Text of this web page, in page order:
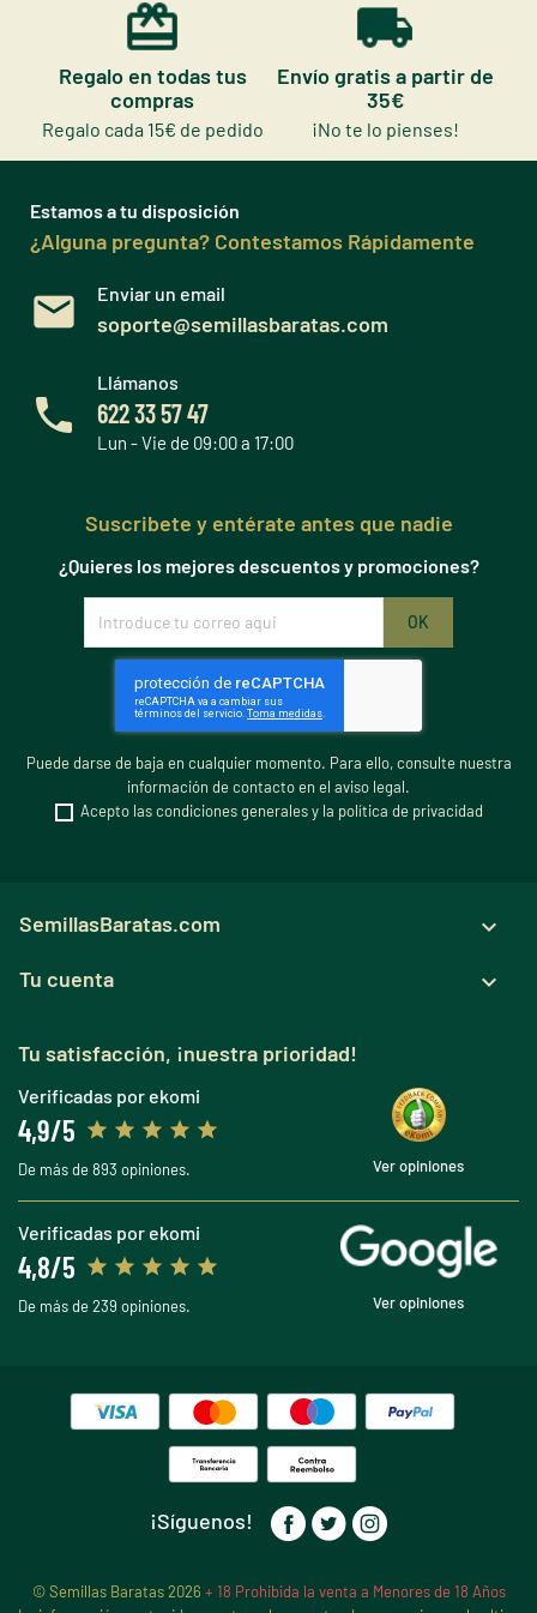
Regalo en todas tus
compras
Regalo cada 15€ de pedido
Envío gratis a partir de
35€
¡No te lo pienses!
Estamos a tu disposición
¿Alguna pregunta? Contestamos Rápidamente
Enviar un email
soporte@semillasbaratas.com
Llámanos
622 33 57 47
Lun - Vie de 09:00 a 17:00
Suscribete y entérate antes que nadie
¿Quieres los mejores descuentos y promociones?
Puede darse de baja en cualquier momento. Para ello, consulte nuestra
información de contacto en el aviso legal.
Acepto las condiciones generales y la política de privacidad
SemillasBaratas.com 
Tu cuenta 
Tu satisfacción, ¡nuestra prioridad!
Verificadas por ekomi
4,9/5
De más de 893 opiniones. Ver opiniones
Verificadas por ekomi
4,8/5
De más de 239 opiniones. Ver opiniones
¡Síguenos!
© Semillas Baratas 2026 + 18 Prohibida la venta a Menores de 18 Años